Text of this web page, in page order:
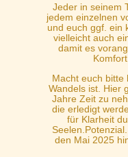
Jeder in seinem
jedem einzelnen
und euch ggf. ein
vielleicht auch
damit es
Macht euch bitte
Wandels ist. Hier
Jahre Zeit zu
die erledigt
für Klarheit
den Mai 2025